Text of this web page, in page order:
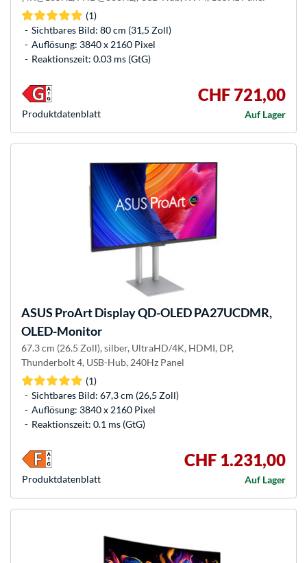
(1)
Sichtbares Bild: 80 cm (31,5 Zoll)
Auflösung: 3840 x 2160 Pixel
Reaktionszeit: 0.03 ms (GtG)
CHF 721,00
Auf Lager
Produkt­datenblatt
ASUS ProArt Display QD-OLED PA27UCDMR,
OLED-Monitor
67.3 cm (26.5 Zoll), silber, UltraHD/4K, HDMI, DP,
Thunderbolt 4, USB-Hub, 240Hz Panel
(1)
Sichtbares Bild: 67,3 cm (26,5 Zoll)
Auflösung: 3840 x 2160 Pixel
Reaktionszeit: 0.1 ms (GtG)
CHF 1.231,00
Auf Lager
Produkt­datenblatt